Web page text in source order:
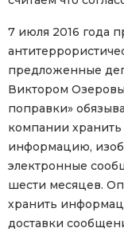
7 июля 2016 года
предложенные
Виктором
поправки»
компании
информацию,
электронные
шести месяцев.
хранить
доставки